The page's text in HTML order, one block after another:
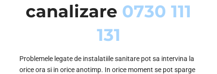
canalizare 0730 111
131
Problemele legate de instalatiile sanitare pot sa intervina la
orice ora si in orice anotimp. In orice moment se pot sparge